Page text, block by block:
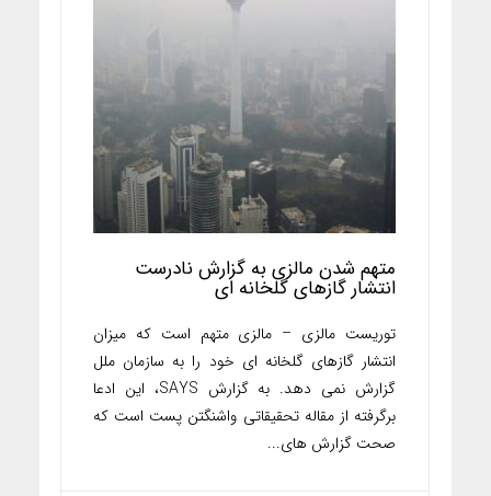
متهم شدن مالزی به گزارش نادرست
انتشار گازهای گلخانه ای
توریست مالزی – مالزی متهم است که میزان
انتشار گازهای گلخانه ای خود را به سازمان ملل
گزارش نمی دهد. به گزارش SAYS، این ادعا
برگرفته از مقاله تحقیقاتی واشنگتن پست است که
صحت گزارش های...